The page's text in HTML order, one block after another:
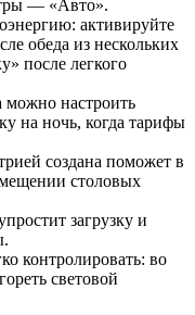
— «Авто».
активируйте
обеда из нескольких
после легкого
настроить
на ночь, когда тарифы
создана поможет в
столовых
загрузку и
контролировать: во
световой